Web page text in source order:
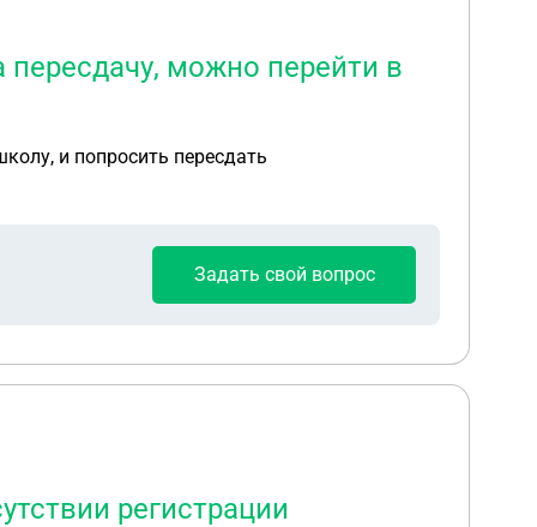
пересдачу, можно перейти в
и попросить пересдать
Задать свой вопрос
регистрации